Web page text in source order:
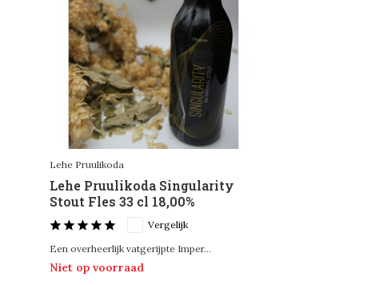
Lehe Pruulikoda
Lehe Pruulikoda Singularity
Stout Fles 33 cl 18,00%
Vergelijk
Een overheerlijk vatgerijpte Imper...
Niet op voorraad